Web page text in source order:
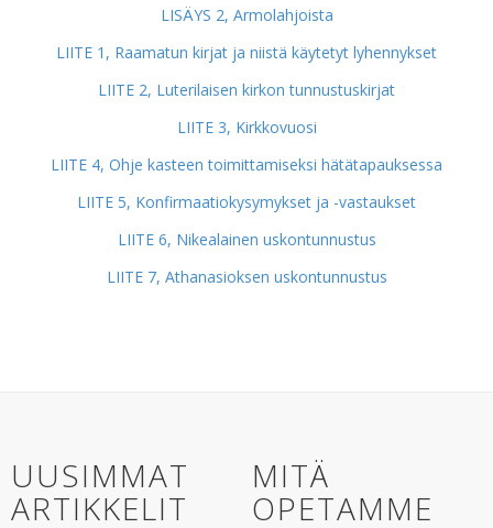
LISÄYS 2, Armolahjoista
LIITE 1, Raamatun kirjat ja niistä käytetyt lyhennykset
LIITE 2, Luterilaisen kirkon tunnustuskirjat
LIITE 3, Kirkkovuosi
LIITE 4, Ohje kasteen toimittamiseksi hätätapauksessa
LIITE 5, Konfirmaatiokysymykset ja -vastaukset
LIITE 6, Nikealainen uskontunnustus
LIITE 7, Athanasioksen uskontunnustus
UUSIMMAT
ARTIKKELIT
MITÄ
OPETAMME